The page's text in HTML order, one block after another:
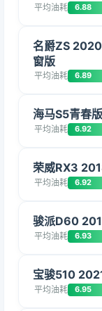
平均油耗 6.88
名爵ZS
窗版
平均油耗 6.89
海马S5青春
平均油耗 6.92
荣威RX3
平均油耗 6.92
骏派D60
平均油耗 6.93
宝骏510
平均油耗 6.95